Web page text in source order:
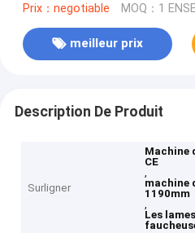
Prix：negotiable MOQ：1
meilleur prix
Description De Produit
Surligner
Machine
CE
,
machine
1190mm
,
Les